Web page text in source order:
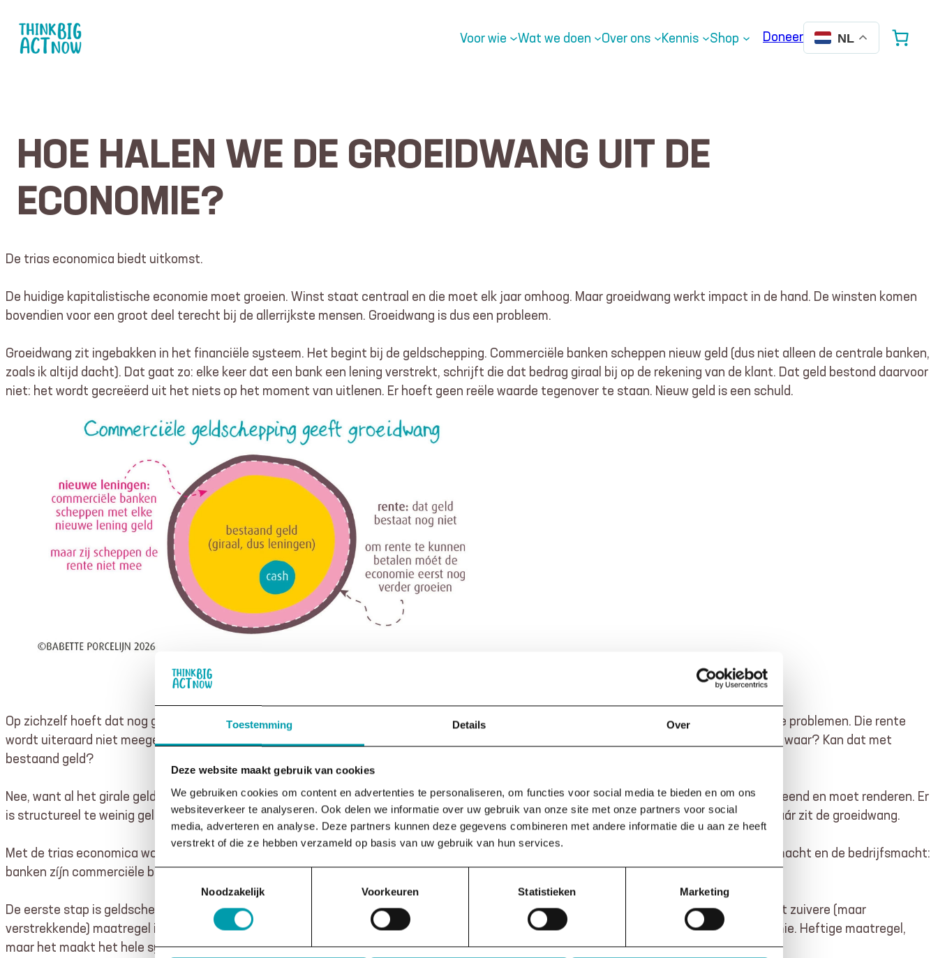
Toestemming Details Over
Deze website maakt gebruik van cookies
We gebruiken cookies om content en advertenties te personaliseren, om functies voor social media te bieden en om ons
websiteverkeer te analyseren. Ook delen we informatie over uw gebruik van onze site met onze partners voor social
media, adverteren en analyse. Deze partners kunnen deze gegevens combineren met andere informatie die u aan ze heeft
verstrekt of die ze hebben verzameld op basis van uw gebruik van hun services.
Noodzakelijk
Voorkeuren Statistieken Marketing
naar
Voor wie Wat we doen Over ons Kennis Shop Doneer NL
HOE HALEN WE DE GROEIDWANG UIT DE
ECONOMIE?
De trias economica biedt uitkomst.
De huidige kapitalistische economie moet groeien. Winst staat centraal en die moet elk jaar omhoog. Maar groeidwang werkt impact in de hand. De winsten komen
bovendien voor een groot deel terecht bij de allerrijkste mensen. Groeidwang is dus een probleem.
Groeidwang zit ingebakken in het financiële systeem. Het begint bij de geldschepping. Commerciële banken scheppen nieuw geld (dus niet alleen de centrale banken,
zoals ik altijd dacht). Dat gaat zo: elke keer dat een bank een lening verstrekt, schrijft die dat bedrag giraal bij op de rekening van de klant. Dat geld bestond daarvoor
niet: het wordt gecreëerd uit het niets op het moment van uitlenen. Er hoeft geen reële waarde tegenover te staan. Nieuw geld is een schuld.
Op zichzelf hoeft dat nog geen probleem te zijn, maar als banken geld uitlenen, willen ze daar rendement op maken. Daar beginnen de echte problemen. Die rente
wordt uiteraard niet meegefinancierd, die moet de lener betalen boven op de aflossing. Dat geld moet ergens anders vandaan komen. Maar waar? Kan dat met
bestaand geld?
Nee, want al het girale geld is door commerciële banken uitgegeven, en dat is meer dan 90 procent van het geld. Het meeste geld is dus geleend en moet renderen. Er
is structureel te weinig geld in omloop om de rente te betalen. Zonder groei kunnen leners de rente niet betalen en stort het systeem in. Dáár zit de groeidwang.
Met de trias economica worden zowel het probleem als de oplossing logisch. In het huidige systeem is er een overlap tussen de financiële macht en de bedrijfsmacht:
banken zíjn commerciële bedrijven. De trias economica trekt deze twee machten uit elkaar.
De eerste stap is geldschepping niet-commercieel maken, bijvoorbeeld door die terug in handen te geven aan de centrale banken. De meest zuivere (maar
verstrekkende) maatregel is om de banken uit het commerciële domein te halen. Die worden dan niet-commercieel, dienend aan de economie. Heftige maatregel,
maar het maakt het hele systeem in een klap een stuk gezonder.